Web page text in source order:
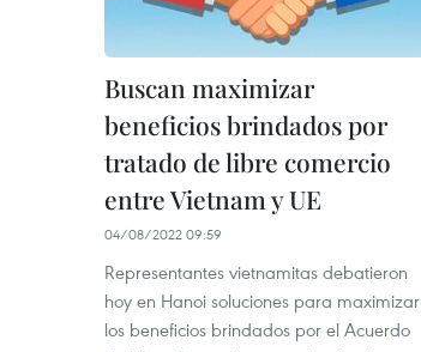
Buscan maximizar
beneficios brindados por
tratado de libre comercio
entre Vietnam y UE
04/08/2022 09:59
Representantes vietnamitas debatieron
hoy en Hanoi soluciones para maximizar
los beneficios brindados por el Acuerdo